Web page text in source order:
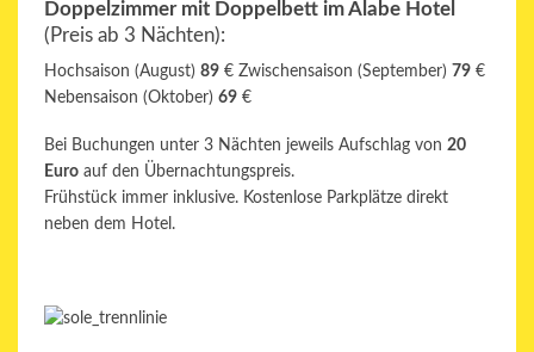
Doppelzimmer mit Doppelbett im Alabe Hotel
(Preis ab 3 Nächten):
Hochsaison (August) 89 € Zwischensaison (September) 79 €
Nebensaison (Oktober) 69 €
Bei Buchungen unter 3 Nächten jeweils Aufschlag von 20
Euro auf den Übernachtungspreis.
Frühstück immer inklusive. Kostenlose Parkplätze direkt
neben dem Hotel.